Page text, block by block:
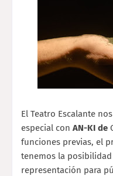
El Teatro Escalante
especial con AN-KI de
funciones previas, el
tenemos la
representación para